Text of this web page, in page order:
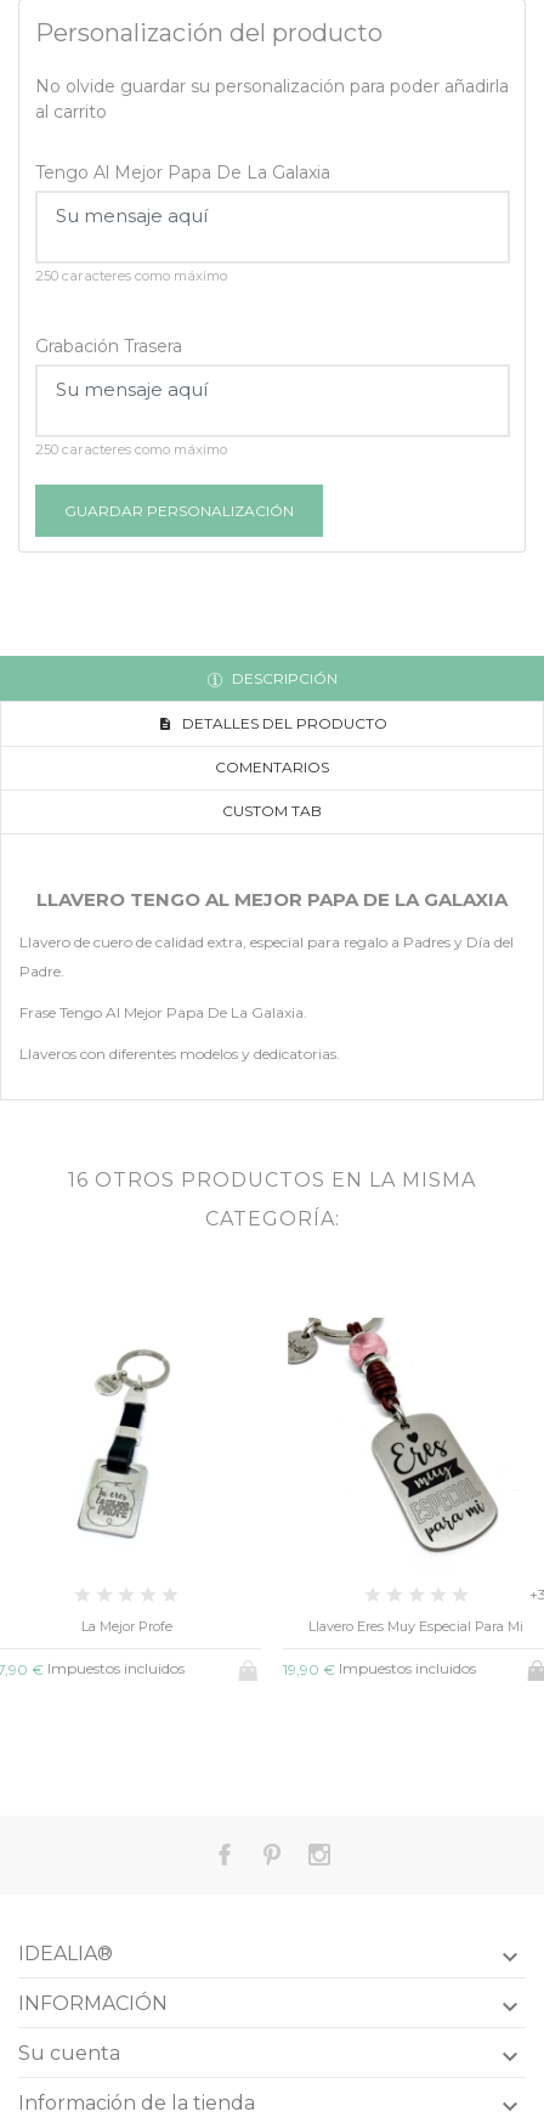
Personalización del producto
No olvide guardar su personalización para poder añadirla
al carrito
Tengo Al Mejor Papa De La Galaxia
250 caracteres como máximo
Grabación Trasera
250 caracteres como máximo
GUARDAR PERSONALIZACIÓN
DESCRIPCIÓN
DETALLES DEL PRODUCTO
COMENTARIOS
CUSTOM TAB
LLAVERO TENGO AL MEJOR PAPA DE LA GALAXIA
Llavero de cuero de calidad extra, especial para regalo a Padres y Día del
Padre.
Frase Tengo Al Mejor Papa De La Galaxia.
Llaveros con diferentes modelos y dedicatorias.
16 OTROS PRODUCTOS EN LA MISMA
CATEGORÍA:
La Mejor Profe
€Impuestos incluidos
Llavero Eres Muy Especial Para Mi
19,90 €Impuestos incluidos
IDEALIA® 
INFORMACIÓN 
Su cuenta 
Información de la tienda 